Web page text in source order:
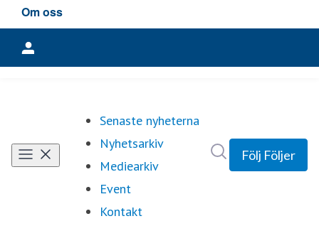
Senaste nyheterna
Nyhetsarkiv
Mediearkiv
Event
Kontakt
Följ Följer